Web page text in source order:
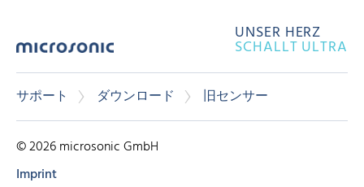
UNSER HERZ
SCHALLT ULTRA
サポート ダウンロード 旧センサー
© 2026 microsonic GmbH
Imprint